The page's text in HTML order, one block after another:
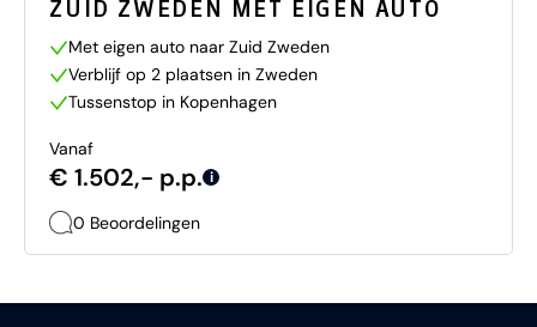
ZUID ZWEDEN MET EIGEN AUTO
Met eigen auto naar Zuid Zweden
Verblijf op 2 plaatsen in Zweden
Tussenstop in Kopenhagen
Vanaf
€ 1.502,- p.p. i
0 Beoordelingen